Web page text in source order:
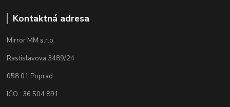
Kontaktná adresa
Mirror MM s.r.o.
Rastislavova 3489/24
058 01 Poprad
IČO : 36 504 891